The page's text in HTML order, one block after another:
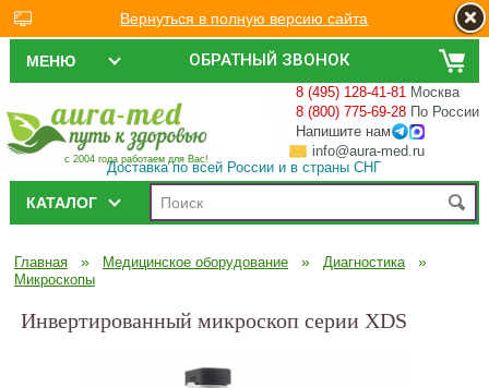
ОБРАТНЫЙ ЗВОНОК
МЕНЮ
с 2004 года работаем для Вас!
8 (495) 128-41-81 Москва
8 (800) 775-69-28 По России
Напишите нам
info@aura-med.ru
Доставка по всей России и в страны СНГ
КАТАЛОГ
Главная » Медицинское оборудование » Диагностика »
Микроскопы
Инвертированный микроскоп cерии XDS
Вернуться в полную версию сайта